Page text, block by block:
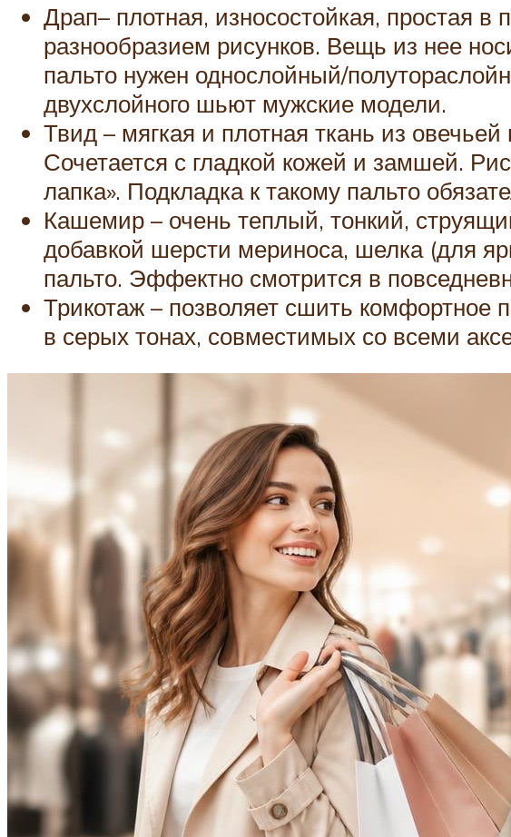
Драп– плотная, износостойкая, простая
разнообразием рисунков. Вещь из нее
пальто нужен однослойный/
двухслойного шьют мужские модели.
Твид – мягкая и плотная ткань из
Сочетается с гладкой кожей и замшей.
лапка». Подкладка к такому пальто
Кашемир – очень теплый, тонкий,
добавкой шерсти мериноса, шелка (для
пальто. Эффектно смотрится в
Трикотаж – позволяет сшить комфортное
в серых тонах, совместимых со всеми